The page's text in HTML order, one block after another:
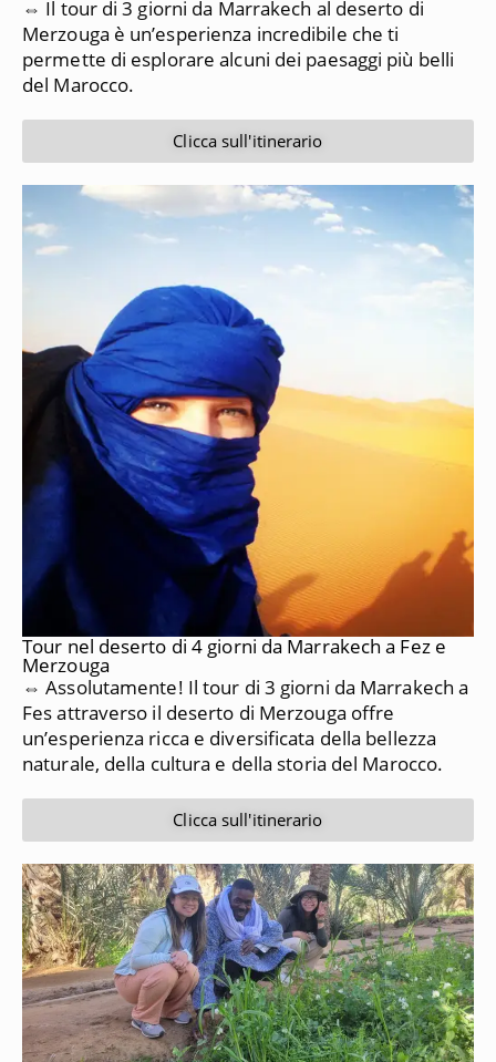
⇔ Il tour di 3 giorni da Marrakech al deserto di
Merzouga è un’esperienza incredibile che ti
permette di esplorare alcuni dei paesaggi più belli
del Marocco.
Clicca sull'itinerario
Tour nel deserto di 4 giorni da Marrakech a Fez e
Merzouga
⇔ Assolutamente! Il tour di 3 giorni da Marrakech a
Fes attraverso il deserto di Merzouga offre
un’esperienza ricca e diversificata della bellezza
naturale, della cultura e della storia del Marocco.
Clicca sull'itinerario